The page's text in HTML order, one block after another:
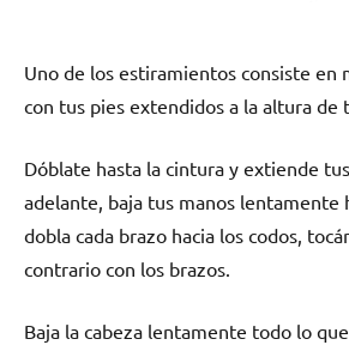
Uno de los estiramientos consiste en
con tus pies extendidos a la altura de
Dóblate hasta la cintura y extiende
adelante, baja tus manos lentamente
dobla cada brazo hacia los codos,
contrario con los brazos.
Baja la cabeza lentamente todo lo